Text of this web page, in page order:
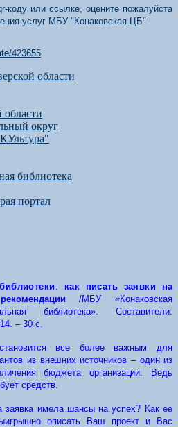
коду или ссылке, оцените пожалуйста
услуг МБУ "Конаковская ЦБ"
423655
библиотеки : как писать зая вки на
омендации/МБУ «Конаковская
библиотека». Составители:
14. – 30 с.
тановится все более важным для
нтов из внешних источников – один из
личения бюджета организации. Ведь
ет средств.
заявка имела шансы на успех? Как ее
описать Ваш проект и Вас